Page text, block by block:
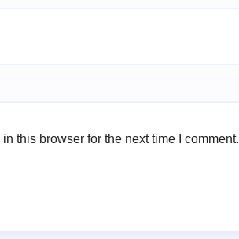
this browser for the next time I comment.